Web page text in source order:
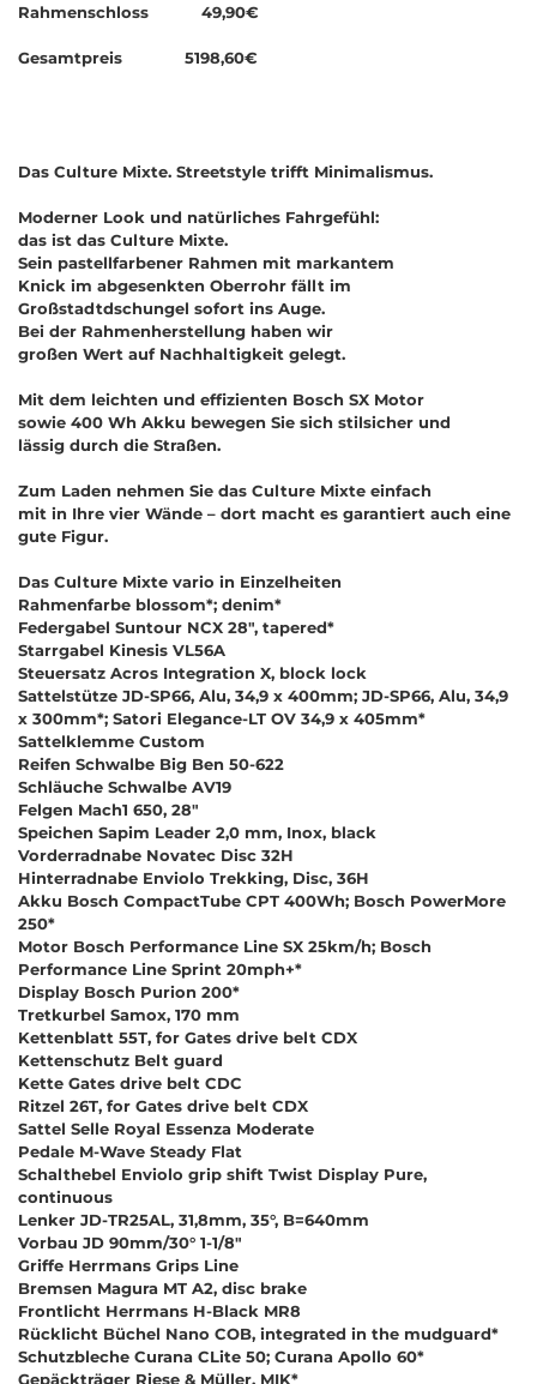
Rahmenschloss 49,90€
Gesamtpreis 5198,60€
Das Culture Mixte. Streetstyle trifft Minimalismus.
Moderner Look und natürliches Fahrgefühl:
das ist das Culture Mixte.
Sein pastellfarbener Rahmen mit markantem
Knick im abgesenkten Oberrohr fällt im
Großstadtdschungel sofort ins Auge.
Bei der Rahmenherstellung haben wir
großen Wert auf Nachhaltigkeit gelegt.
Mit dem leichten und effizienten Bosch SX Motor
sowie 400 Wh Akku bewegen Sie sich stilsicher und
lässig durch die Straßen.
Zum Laden nehmen Sie das Culture Mixte einfach
mit in Ihre vier Wände – dort macht es garantiert auch eine
gute Figur.
Das Culture Mixte vario in Einzelheiten
Rahmenfarbe blossom*; denim*
Federgabel Suntour NCX 28", tapered*
Starrgabel Kinesis VL56A
Steuersatz Acros Integration X, block lock
Sattelstütze JD-SP66, Alu, 34,9 x 400mm; JD-SP66, Alu, 34,9
x 300mm*; Satori Elegance-LT OV 34,9 x 405mm*
Sattelklemme Custom
Reifen Schwalbe Big Ben 50-622
Schläuche Schwalbe AV19
Felgen Mach1 650, 28"
Speichen Sapim Leader 2,0 mm, Inox, black
Vorderradnabe Novatec Disc 32H
Hinterradnabe Enviolo Trekking, Disc, 36H
Akku Bosch CompactTube CPT 400Wh; Bosch PowerMore
250*
Motor Bosch Performance Line SX 25km/h; Bosch
Performance Line Sprint 20mph+*
Display Bosch Purion 200*
Tretkurbel Samox, 170 mm
Kettenblatt 55T, for Gates drive belt CDX
Kettenschutz Belt guard
Kette Gates drive belt CDC
Ritzel 26T, for Gates drive belt CDX
Sattel Selle Royal Essenza Moderate
Pedale M-Wave Steady Flat
Schalthebel Enviolo grip shift Twist Display Pure,
continuous
Lenker JD-TR25AL, 31,8mm, 35°, B=640mm
Vorbau JD 90mm/30° 1-1/8"
Griffe Herrmans Grips Line
Bremsen Magura MT A2, disc brake
Frontlicht Herrmans H-Black MR8
Rücklicht Büchel Nano COB, integrated in the mudguard*
Schutzbleche Curana CLite 50; Curana Apollo 60*
Gepäckträger Riese & Müller, MIK*